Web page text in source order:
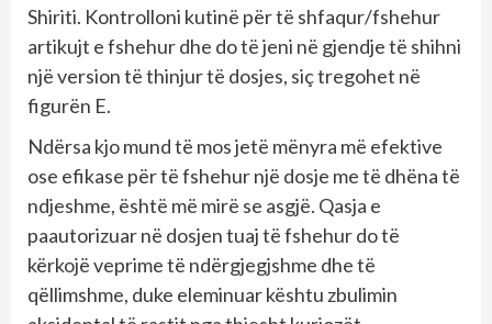
Shiriti. Kontrolloni kutinë për të shfaqur/fshehur
artikujt e fshehur dhe do të jeni në gjendje të shihni
një version të thinjur të dosjes, siç tregohet në
figurën E.
Ndërsa kjo mund të mos jetë mënyra më efektive
ose efikase për të fshehur një dosje me të dhëna të
ndjeshme, është më mirë se asgjë. Qasja e
paautorizuar në dosjen tuaj të fshehur do të
kërkojë veprime të ndërgjegjshme dhe të
qëllimshme, duke eleminuar kështu zbulimin